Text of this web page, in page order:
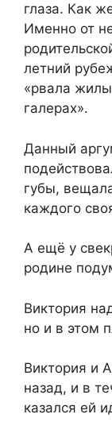
глаза. Как
Именно от
летний
«рвала
галерах».
Данный
губы,
каждого
А ещё у
родине
Виктория
но и в этом
Виктория и
назад, и в
казался ей